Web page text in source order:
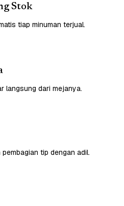
Stok
tiap minuman terjual.
langsung dari mejanya.
tip dengan adil.